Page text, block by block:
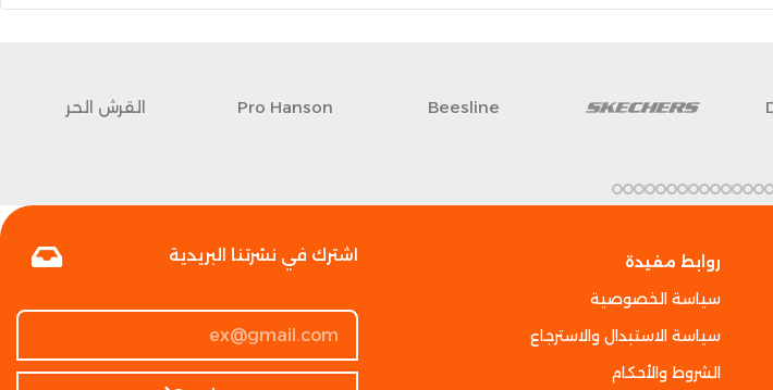
Beesline
Pro Hanson القرش الحر
روابط مفيدة
سياسة الخصوصية
سياسة الاستبدال والاسترجاع
الشروط والأحكام
اشترك في نشرتنا البريدية